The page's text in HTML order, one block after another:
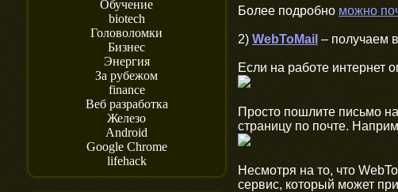
Обучение
biotech
Головоломки
Бизнес
Энергия
За рубежом
finance
Веб разработка
Железо
Android
Google Chrome
lifehack
Более подробно можно
2) WebToMail – получаем
Если на работе интернет
Просто пошлите письмо
страницу по почте.
Несмотря на то, что
сервис, который может